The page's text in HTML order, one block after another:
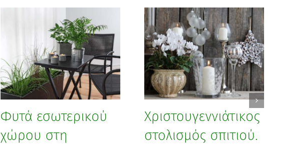
Φυτά εσωτερικού
χώρου στη
Χριστουγεννιάτικος
στολισμός σπιτιού.